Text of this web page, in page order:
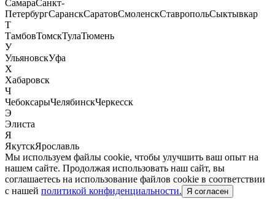
СамараСанкт-
ПетербургСаранскСаратовСмоленскСтавропольСыктывкар
Т
ТамбовТомскТулаТюмень
У
УльяновскУфа
Х
Хабаровск
Ч
ЧебоксарыЧелябинскЧеркесск
Э
Элиста
Я
ЯкутскЯрославль
Мы используем файлы cookie, чтобы улучшить ваш опыт на
нашем сайте. Продолжая использовать наш сайт, вы
соглашаетесь на использование файлов cookie в соответствии
с нашей политикой конфиденциальности. Я согласен